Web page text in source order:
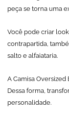
peça se torna uma
Você pode criar
contrapartida,
salto e alfaiataria.
A Camisa
Dessa forma,
personalidade.